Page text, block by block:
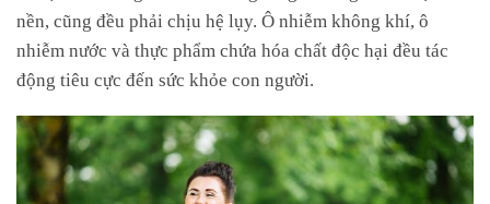
nền, cũng đều phải chịu hệ lụy. Ô nhiễm không khí, ô
nhiễm nước và thực phẩm chứa hóa chất độc hại đều tác
động tiêu cực đến sức khỏe con người.